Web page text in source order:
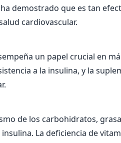
demostrado que es tan
cardiovascular.
un papel crucial en
a la insulina, y la
de los carbohidratos,
La deficiencia de